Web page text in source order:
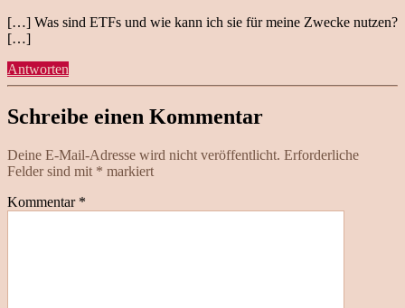
[…] Was sind ETFs und wie kann ich sie für meine Zwecke nutzen?
[…]
Antworten
Schreibe einen Kommentar
Deine E-Mail-Adresse wird nicht veröffentlicht. Erforderliche
Felder sind mit * markiert
Kommentar *